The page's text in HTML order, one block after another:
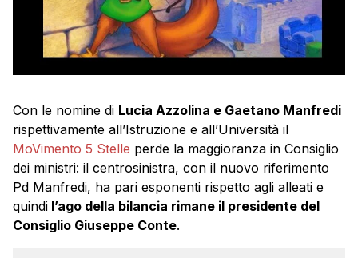
Con le nomine di Lucia Azzolina e Gaetano Manfredi
rispettivamente all’Istruzione e all’Università il
MoVimento 5 Stelle perde la maggioranza in Consiglio
dei ministri: il centrosinistra, con il nuovo riferimento
Pd Manfredi, ha pari esponenti rispetto agli alleati e
quindi l’ago della bilancia rimane il presidente del
Consiglio Giuseppe Conte.